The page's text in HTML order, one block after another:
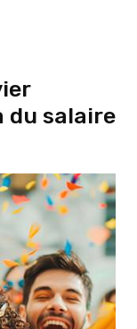
du salaire